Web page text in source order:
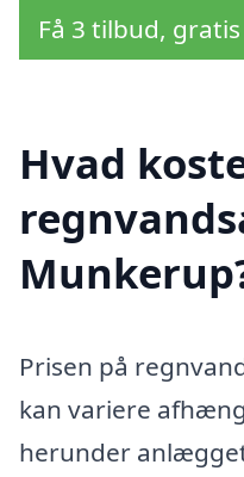
Få 3 tilbud,
Hvad
Prisen på
kan variere
herunder